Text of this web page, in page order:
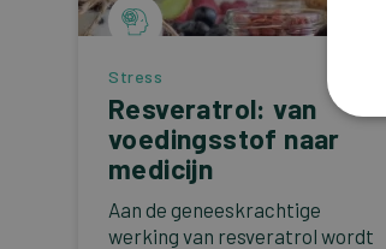
Stress
Resveratrol: van
voedingsstof naar
medicijn
Aan de geneeskrachtige
werking van resveratrol wordt